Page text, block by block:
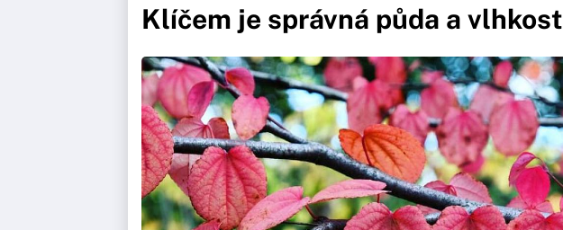
Klíčem je správná půda a vlhkost